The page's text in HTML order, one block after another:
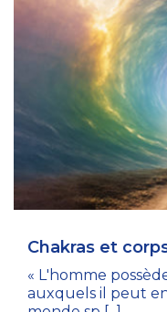
Chakras et
« L'homme
auxquels il peut